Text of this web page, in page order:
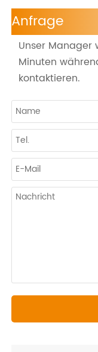
Anfrage
Unser Manager
Minuten
kontaktieren.